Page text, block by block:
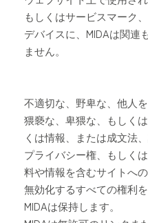
もしくはサービスマーク
デバイスに、 MIDAは関連
ません。
不適切な、野卑な、他人
猥褻な、卑猥な、もしく
くは情報、または成文法
プライバシー権、もしく
料や情報を含むサイトへ
無効化するすべての権利を
MIDAは保持します。